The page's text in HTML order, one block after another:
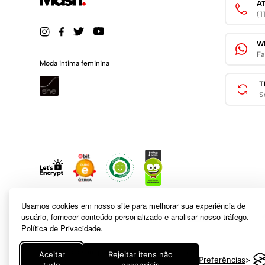
Usamos cookies em nosso site para melhorar sua experiência de
usuário, fornecer conteúdo personalizado e analisar nosso tráfego.
Política de Privacidade.
Aceitar
Rejeitar itens não
Preferências
Moda intima feminina
A inclusão de um produto na sacola não garante seu preço. Em caso
logotipo e marca são de propriedade de
www.mash.com.br. É